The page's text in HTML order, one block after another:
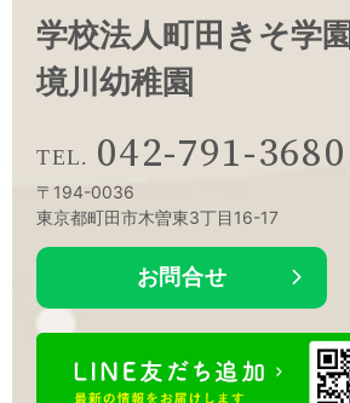
学校法人町田きそ学園
境川幼稚園
042-791-3680
〒194-0036
東京都町田市木曽東3丁目16-17
お問合せ